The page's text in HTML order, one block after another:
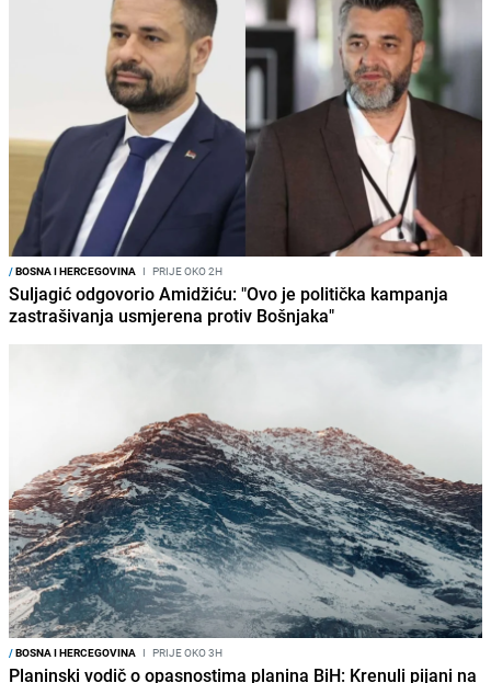
/BOSNA I HERCEGOVINA I PRIJE OKO 2H
Suljagić odgovorio Amidžiću: "Ovo je politička kampanja
zastrašivanja usmjerena protiv Bošnjaka"
/BOSNA I HERCEGOVINA I PRIJE OKO 3H
Planinski vodič o opasnostima planina BiH: Krenuli pijani na